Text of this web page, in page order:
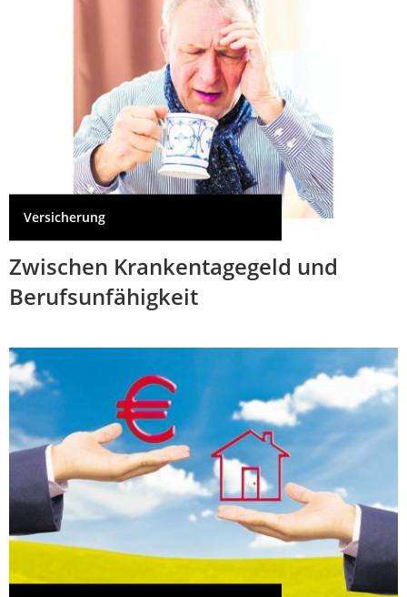
Versicherung
Zwischen Krankentagegeld und
Berufsunfähigkeit